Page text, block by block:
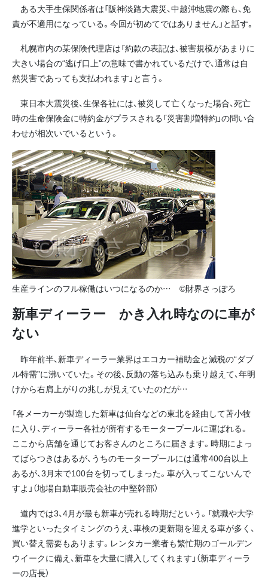
ある大手生保関係者は「阪神淡路大震災、中越沖地震の際も、免
責が不適用になっている。今回が初めてではありません」と話す。
札幌市内の某保険代理店は「約款の表記は、被害規模があまりに
大きい場合の“逃げ口上”の意味で書かれているだけで、通常は自
然災害であっても支払われます」と言う。
東日本大震災後、生保各社には、被災して亡くなった場合、死亡
時の生命保険金に特約金がプラスされる「災害割増特約」の問い合
わせが相次いでいるという。
生産ラインのフル稼働はいつになるのか… ©財界さっぽろ
新車ディーラー かき入れ時なのに車が
ない
昨年前半、新車ディーラー業界はエコカー補助金と減税の“ダブ
ル特需”に沸いていた。その後、反動の落ち込みも乗り越えて、年明
けから右肩上がりの兆しが見えていたのだが…
「各メーカーが製造した新車は仙台などの東北を経由して苫小牧
に入り、ディーラー各社が所有するモータープールに運ばれる。
ここから店舗を通じてお客さんのところに届きます。時期によっ
てばらつきはあるが、うちのモータープールには通常400台以上
あるが、3月末で100台を切ってしまった。車が入ってこないんで
すよ」（地場自動車販売会社の中堅幹部）
道内では3、4月が最も新車が売れる時期だという。「就職や大学
進学といったタイミングのうえ、車検の更新期を迎える車が多く、
買い替え需要もあります。レンタカー業者も繁忙期のゴールデン
ウイークに備え、新車を大量に購入してくれます」（新車ディーラ
ーの店長）